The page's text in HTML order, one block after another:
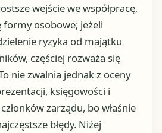
wejście we współpracę,
formy osobowe; jeżeli
ryzyka od majątku
częściej rozważa się
nie zwalnia jednak z oceny
księgowości i
zarządu, bo właśnie
błędy. Niżej